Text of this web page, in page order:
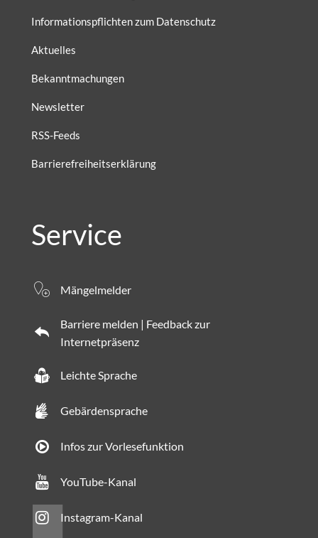
Informationspflichten zum Datenschutz
Aktuelles
Bekanntmachungen
Newsletter
RSS-Feeds
Barrierefreiheitserklärung
Service
Mängelmelder
Barriere melden | Feedback zur
Internetpräsenz
Leichte Sprache
Gebärdensprache
Infos zur Vorlesefunktion
YouTube-Kanal
Instagram-Kanal